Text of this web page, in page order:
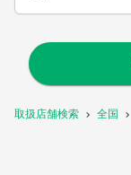
取扱店舗検索 全国